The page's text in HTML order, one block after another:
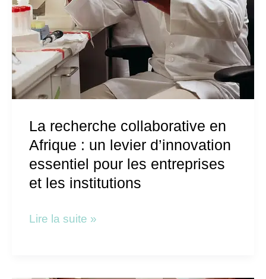
La recherche collaborative en
Afrique : un levier d’innovation
essentiel pour les entreprises
et les institutions
les
entreprises
et
les
institutions
Lire la suite »